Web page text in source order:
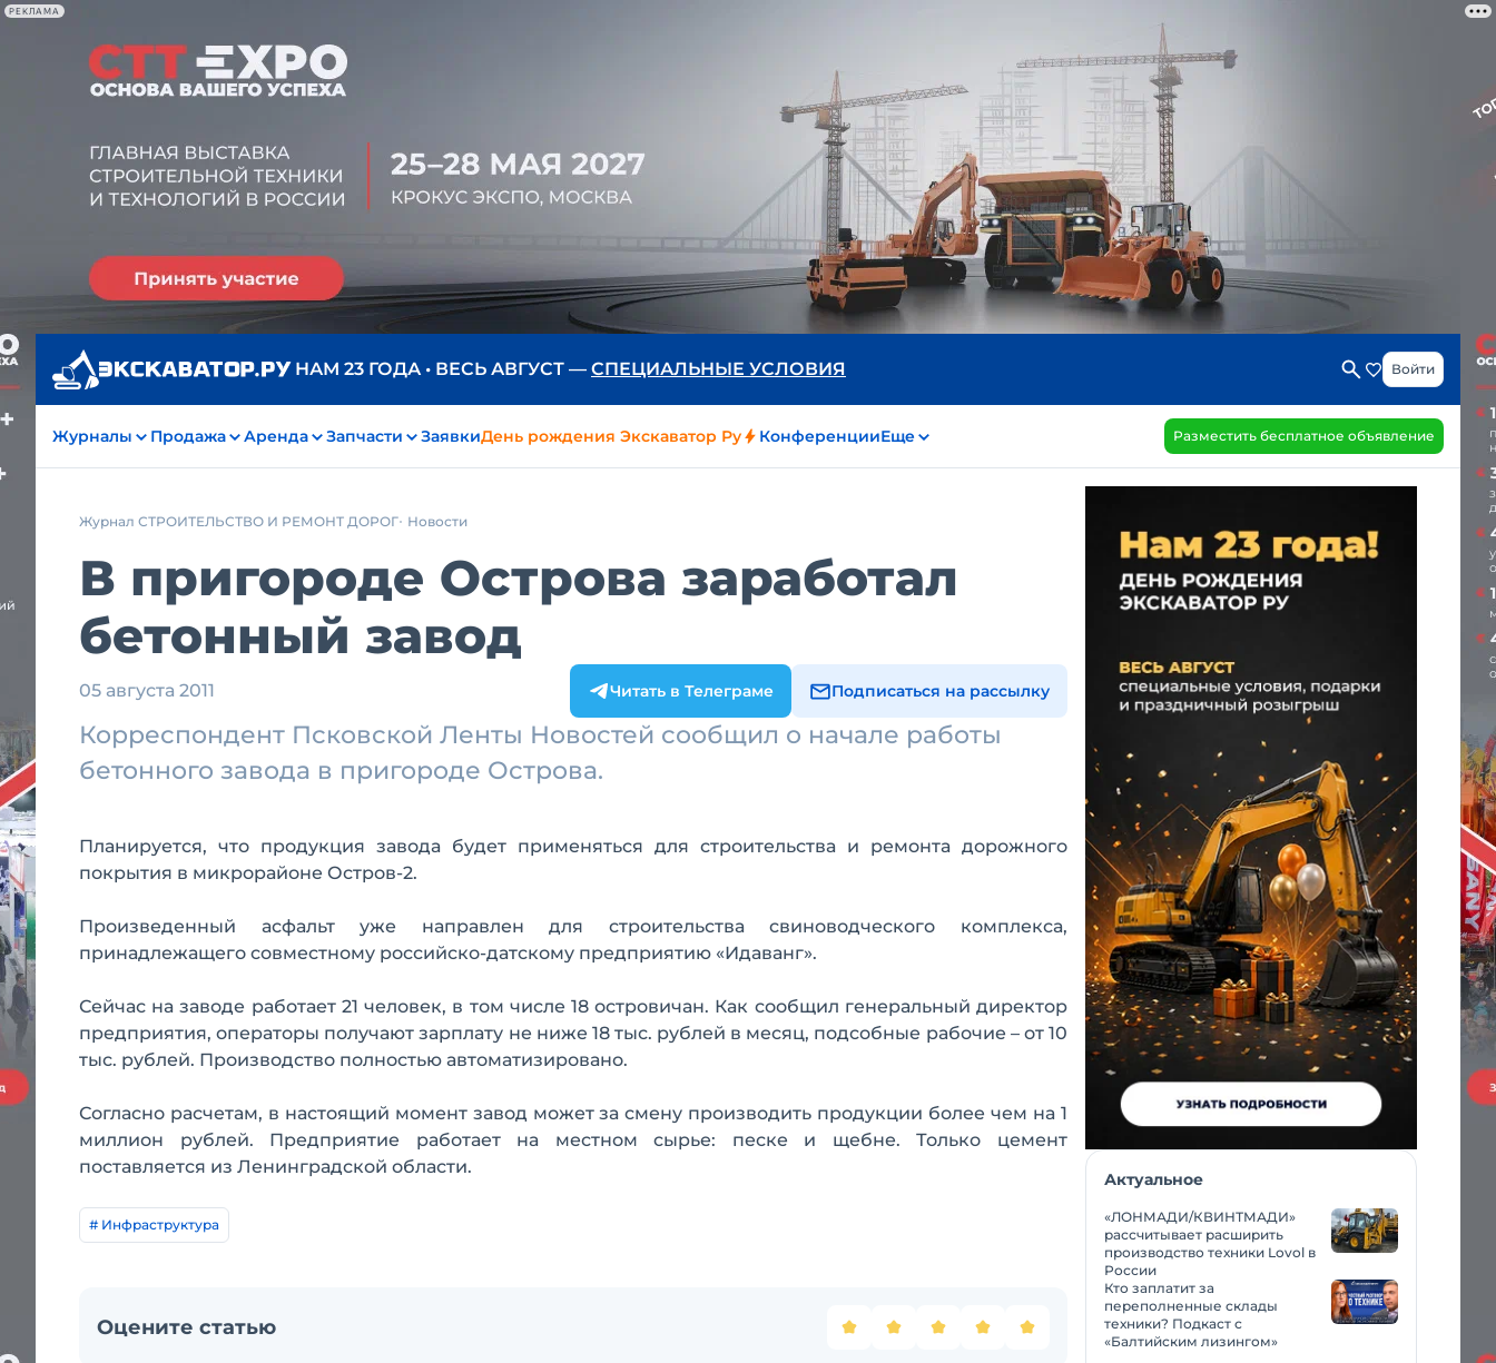
РЕКЛАМА
НАМ 23 ГОДА • ВЕСЬ АВГУСТ — СПЕЦИАЛЬНЫЕ УСЛОВИЯ Войти
Журналы Продажа Аренда Запчасти ЗаявкиДень рождения Экскаватор Ру КонференцииЕще Разместить бесплатное объявление
Журнал СТРОИТЕЛЬСТВО И РЕМОНТ ДОРОГ Новости
В пригороде Острова заработал
бетонный завод
05 августа 2011 Читать в Телеграме Подписаться на рассылку
Корреспондент Псковской Ленты Новостей сообщил о начале работы
бетонного завода в пригороде Острова.
Планируется, что продукция завода будет применяться для строительства и ремонта дорожного
покрытия в микрорайоне Остров-2.
Произведенный асфальт уже направлен для строительства свиноводческого комплекса,
принадлежащего совместному российско-датскому предприятию «Идаванг».
Сейчас на заводе работает 21 человек, в том числе 18 островичан. Как сообщил генеральный директор
предприятия, операторы получают зарплату не ниже 18 тыс. рублей в месяц, подсобные рабочие – от 10
тыс. рублей. Производство полностью автоматизировано.
Согласно расчетам, в настоящий момент завод может за смену производить продукции более чем на 1
миллион рублей. Предприятие работает на местном сырье: песке и щебне. Только цемент
поставляется из Ленинградской области.
# Инфраструктура
Оцените статью
Актуальное
«ЛОНМАДИ/КВИНТМАДИ»
рассчитывает расширить
производство техники Lovol в
России
Кто заплатит за
переполненные склады
техники? Подкаст с
«Балтийским лизингом»